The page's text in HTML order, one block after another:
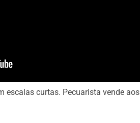
escalas curtas. Pecuarista vende aos